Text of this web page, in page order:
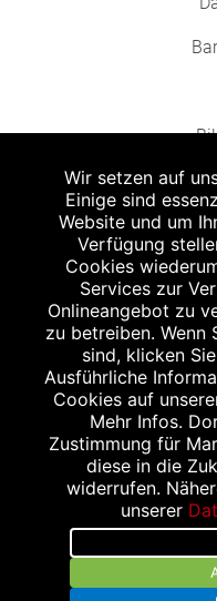
Abgabe in haushaltsüblichen
und Satzfehler keine Haftung.
Zu Risiken und
Sie Ihren Arzt oder Apotheker.
Angabe nach der deutschen
(AEP). Der AEP ist keine
AEP ist ein von den Apotheken
Arzneimittel. Er entspricht in
Abgabepreis, zu dem eine
unter 12 Jahren) das Produkt
abrechnet. Der AEP ist der
Kostenübernahme durch die
Zwangsrabattes (zur Zeit 5%)
Unverbindliche
Wir setzen auf
Einige sind
Website und um
Verfügung
Cookies
Services zur
Onlineangebot zu
zu betreiben. Wenn
sind, klicken
Ausführliche
Cookies auf
Mehr Infos.
Zustimmung für
diese in die
widerrufen.
unserer